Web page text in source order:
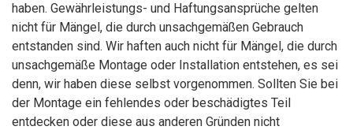
haben. Gewährleistungs- und Haftungsansprüche gelten
nicht für Mängel, die durch unsachgemäßen Gebrauch
entstanden sind. Wir haften auch nicht für Mängel, die durch
unsachgemäße Montage oder Installation entstehen, es sei
denn, wir haben diese selbst vorgenommen. Sollten Sie bei
der Montage ein fehlendes oder beschädigtes Teil
entdecken oder diese aus anderen Gründen nicht